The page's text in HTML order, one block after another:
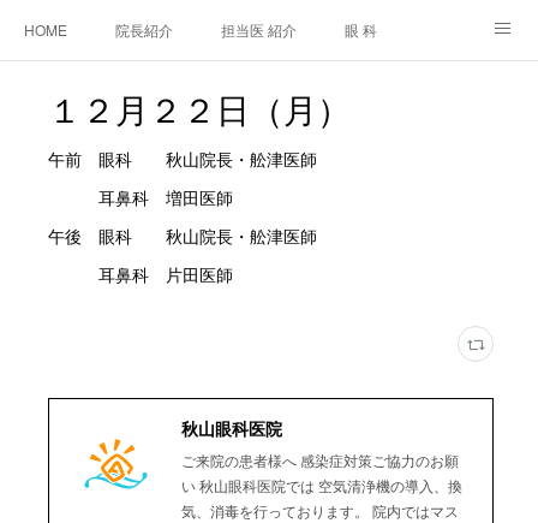
HOME 院長紹介 担当医 紹介 眼 科
アクセス ご相談・お問合せ 施設基準等及び掲示事項について
１２月２２日（月）
午前 眼科 秋山院長・舩津医師
耳鼻科 増田医師
午後 眼科 秋山院長・舩津医師
耳鼻科 片田医師
秋山眼科医院
ご来院の患者様へ 感染症対策ご協力のお願
い 秋山眼科医院では 空気清浄機の導入、換
気、消毒を行っております。 院内ではマス